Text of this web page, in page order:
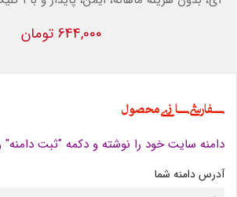
644,000 تومان
سفارشی سازی محصول
دامنه سایت خود را نوشته و دکمه "ثبت دامنه"
آدرس دامنه شما